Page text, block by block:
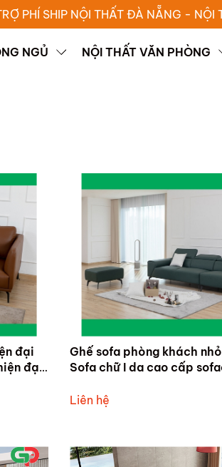
PHÍ SHIP NỘI THẤT ĐÀ NẴNG - NỘI
NGỦ NỘI THẤT VĂN PHÒNG
đại
Ghế sofa phòng khách
Sofa chữ I da cao cấp
Liên hệ